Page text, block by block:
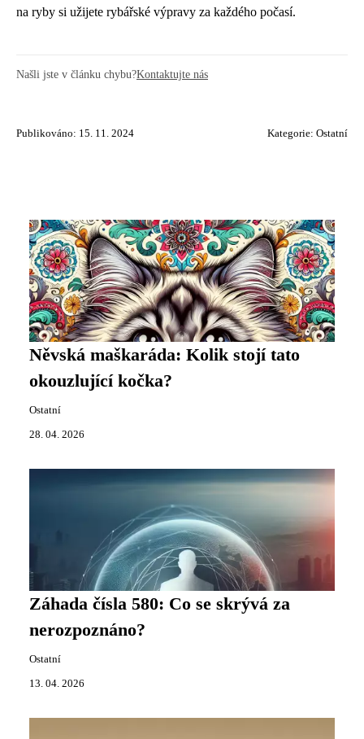
na ryby si užijete rybářské výpravy za každého počasí.
Našli jste v článku chybu?Kontaktujte nás
Publikováno: 15. 11. 2024 Kategorie: Ostatní
Něvská maškaráda: Kolik stojí tato
okouzlující kočka?
Ostatní
28. 04. 2026
Záhada čísla 580: Co se skrývá za
nerozpoznáno?
Ostatní
13. 04. 2026